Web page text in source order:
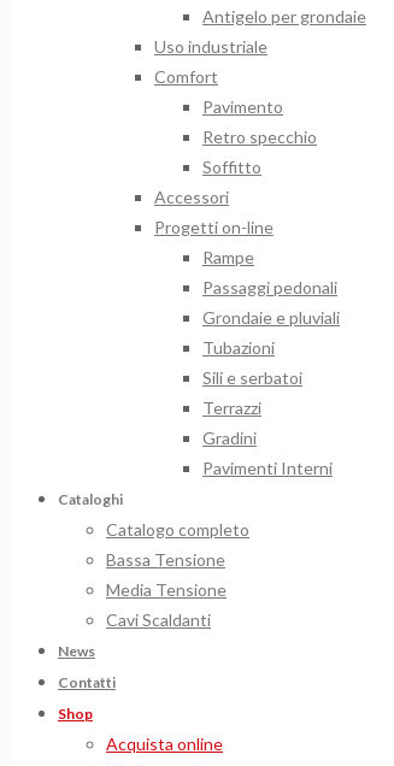
Antigelo per grondaie
Uso industriale
Comfort
Pavimento
Retro specchio
Soffitto
Accessori
Progetti on-line
Rampe
Passaggi pedonali
Grondaie e pluviali
Tubazioni
Sili e serbatoi
Terrazzi
Gradini
Pavimenti Interni
Cataloghi
Catalogo completo
Bassa Tensione
Media Tensione
Cavi Scaldanti
News
Contatti
Shop
Acquista online